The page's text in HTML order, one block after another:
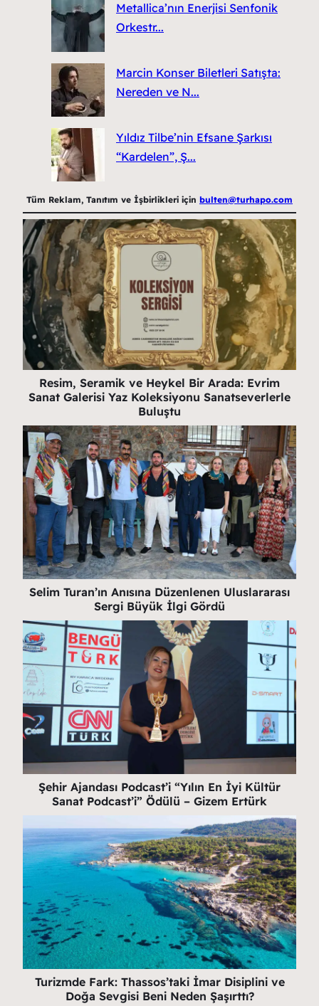
Metallica’nın Enerjisi Senfonik
Orkestr...
Marcin Konser Biletleri Satışta:
Nereden ve N...
Yıldız Tilbe’nin Efsane Şarkısı
“Kardelen”, Ş...
Tüm Reklam, Tanıtım ve İşbirlikleri için bulten@turhapo.com
Resim, Seramik ve Heykel Bir Arada: Evrim
Sanat Galerisi Yaz Koleksiyonu Sanatseverlerle
Buluştu
Selim Turan’ın Anısına Düzenlenen Uluslararası
Sergi Büyük İlgi Gördü
Şehir Ajandası Podcast’i “Yılın En İyi Kültür
Sanat Podcast’i” Ödülü – Gizem Ertürk
Turizmde Fark: Thassos’taki İmar Disiplini ve
Doğa Sevgisi Beni Neden Şaşırttı?